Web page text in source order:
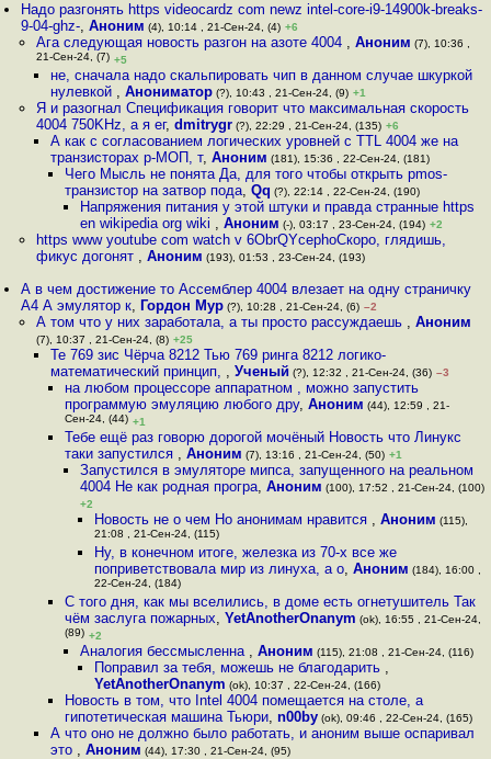
Надо разгонять https videocardz com newz intel-core-i9-14900k-breaks-
9-04-ghz-,Аноним (4), 10:14 , 21-Сен-24, (4) +6
Ага следующая новость разгон на азоте 4004 , Аноним (7), 10:36 ,
21-Сен-24, (7) +5
не, сначала надо скальпировать чип в данном случае шкуркой
нулевкой , Анониматор(?), 10:43 , 21-Сен-24, (9) +1
Я и разогнал Спецификация говорит что максимальная скорость
4004 750KHz, а я ег, dmitrygr(?), 22:29 , 21-Сен-24, (135) +6
А как с согласованием логических уровней с TTL 4004 же на
транзисторах p-МОП, т, Аноним (181), 15:36 , 22-Сен-24, (181)
Чего Мысль не понята Да, для того чтобы открыть pmos-
транзистор на затвор пода,Qq (?), 22:14 , 22-Сен-24, (190)
Напряжения питания у этой штуки и правда странные https
en wikipedia org wiki , Аноним (-), 03:17 , 23-Сен-24, (194) +2
https www youtube com watch v 6ObrQYcephoСкоро, глядишь,
фикус догонят , Аноним (193), 01:53 , 23-Сен-24, (193)
А в чем достижение то Ассемблер 4004 влезает на одну страничку
A4 А эмулятор к, Гордон Мур (?), 10:28 , 21-Сен-24, (6) –2
А том что у них заработала, а ты просто рассуждаешь , Аноним
(7), 10:37 , 21-Сен-24, (8) +25
Те 769 зис Чёрча 8212 Тью 769 ринга 8212 логико-
математический принцип, , Ученый (?), 12:32 , 21-Сен-24, (36) –3
на любом процессоре аппаратном , можно запустить
программую эмуляцию любого дру,Аноним (44), 12:59 , 21-
Сен-24, (44) +1
Тебе ещё раз говорю дорогой мочёный Новость что Линукс
таки запустился ,Аноним (7), 13:16 , 21-Сен-24, (50) +1
Запустился в эмуляторе мипса, запущенного на реальном
4004 Не как родная програ, Аноним (100), 17:52 , 21-Сен-24, (100)
+2
Новость не о чем Но анонимам нравится , Аноним (115),
21:08 , 21-Сен-24, (115)
Ну, в конечном итоге, железка из 70-х все же
поприветствовала мир из линуха, а о, Аноним (184), 16:00 ,
22-Сен-24, (184)
С того дня, как мы вселились, в доме есть огнетушитель Так
чём заслуга пожарных,YetAnotherOnanym (ok), 16:55 , 21-Сен-24,
(89) +2
Аналогия бессмысленна , Аноним (115), 21:08 , 21-Сен-24, (116)
Поправил за тебя, можешь не благодарить ,
YetAnotherOnanym (ok), 10:37 , 22-Сен-24, (166)
Новость в том, что Intel 4004 помещается на столе, а
гипотетическая машина Тьюри,n00by (ok), 09:46 , 22-Сен-24, (165)
А что оно не должно было работать, и аноним выше оспаривал
это , Аноним (44), 17:30 , 21-Сен-24, (95)